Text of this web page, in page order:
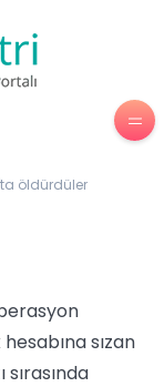
öldürdüler
sızan